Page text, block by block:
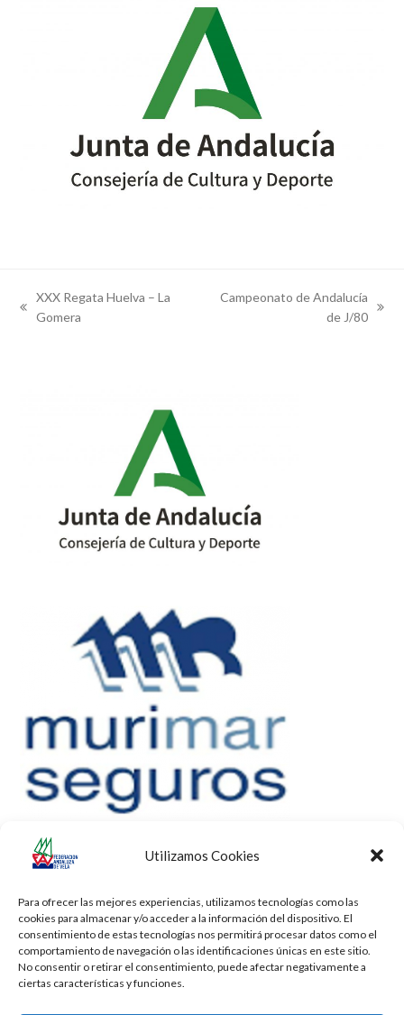
Utilizamos Cookies
Para ofrecer las mejores experiencias, utilizamos tecnologías como las
cookies para almacenar y/o acceder a la información del dispositivo. El
consentimiento de estas tecnologías nos permitirá procesar datos como el
comportamiento de navegación o las identificaciones únicas en este sitio.
No consentir o retirar el consentimiento, puede afectar negativamente a
ciertas características y funciones.
previous
XXX Regata Huelva – La
Gomera
Campeonato de Andalucía
de J/80